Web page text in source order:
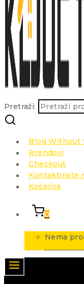
Pretraži:
Blog Without
Brendovi
Checkout
Kontaktirajte
Košarica
0
Nema